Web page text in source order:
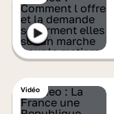
Vidéo